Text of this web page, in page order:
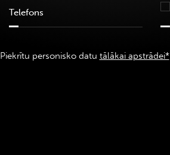
Piekrītu personisko datu tālākai apstrādei*